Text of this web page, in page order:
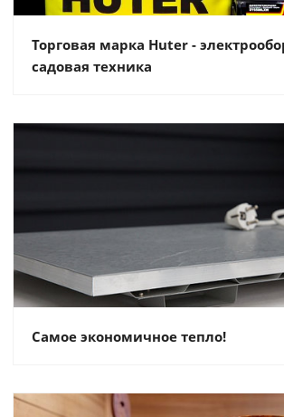
Торговая марка Huter -
садовая техника
Самое экономичное тепло!